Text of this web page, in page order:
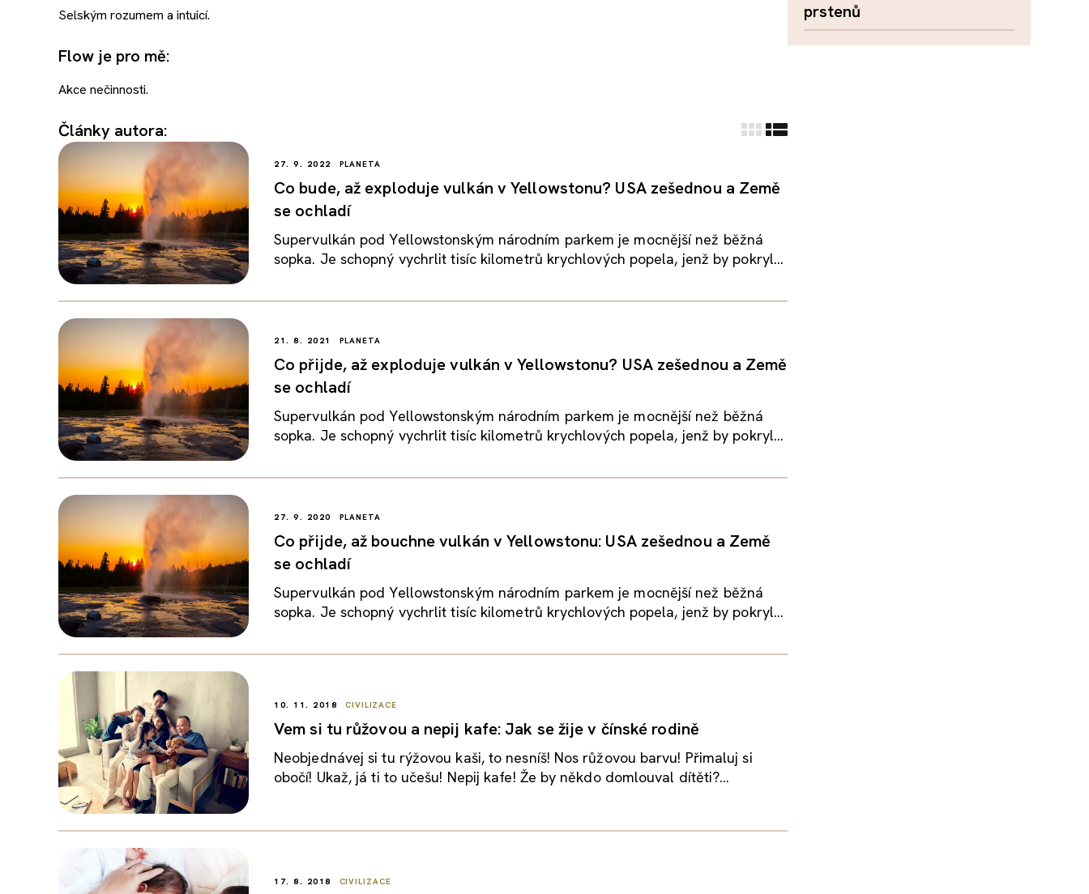
Selským rozumem a intuicí.
Flow je pro mě:
Akce nečinnosti.
Články autora:
27. 9. 2022 PLANETA
Co bude, až exploduje vulkán v Yellowstonu? USA zešednou a Země
se ochladí
Supervulkán pod Yellowstonským národním parkem je mocnější než běžná
sopka. Je schopný vychrlit tisíc kilometrů krychlových popela, jenž by pokryl...
21. 8. 2021 PLANETA
Co přijde, až exploduje vulkán v Yellowstonu? USA zešednou a Země
se ochladí
Supervulkán pod Yellowstonským národním parkem je mocnější než běžná
sopka. Je schopný vychrlit tisíc kilometrů krychlových popela, jenž by pokryl...
27. 9. 2020 PLANETA
Co přijde, až bouchne vulkán v Yellowstonu: USA zešednou a Země
se ochladí
Supervulkán pod Yellowstonským národním parkem je mocnější než běžná
sopka. Je schopný vychrlit tisíc kilometrů krychlových popela, jenž by pokryl...
10. 11. 2018 CIVILIZACE
Vem si tu růžovou a nepij kafe: Jak se žije v čínské rodině
Neobjednávej si tu rýžovou kaši, to nesníš! Nos růžovou barvu! Přimaluj si
obočí! Ukaž, já ti to učešu! Nepij kafe! Že by někdo domlouval dítěti?...
17. 8. 2018 CIVILIZACE
prstenů